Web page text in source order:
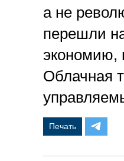
а не
перешли
экономию,
Облачная
Печать